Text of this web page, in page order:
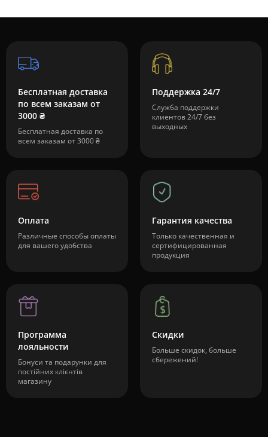
Бесплатная доставка
по всем заказам от
3000 ₴
Бесплатная доставка по
всем заказам от 3000 ₴
Поддержка 24/7
Служба поддержки
клиентов 24/7 без
выходных
Оплата
Различные способы оплаты
для вашего удобства
Гарантия качества
Только качественная и
сертифицированная
продукция
Программа
лояльности
Бонуси та подарунки для
постійних клієнтів
магазину
Скидки
Больше скидок, больше
сбережений!